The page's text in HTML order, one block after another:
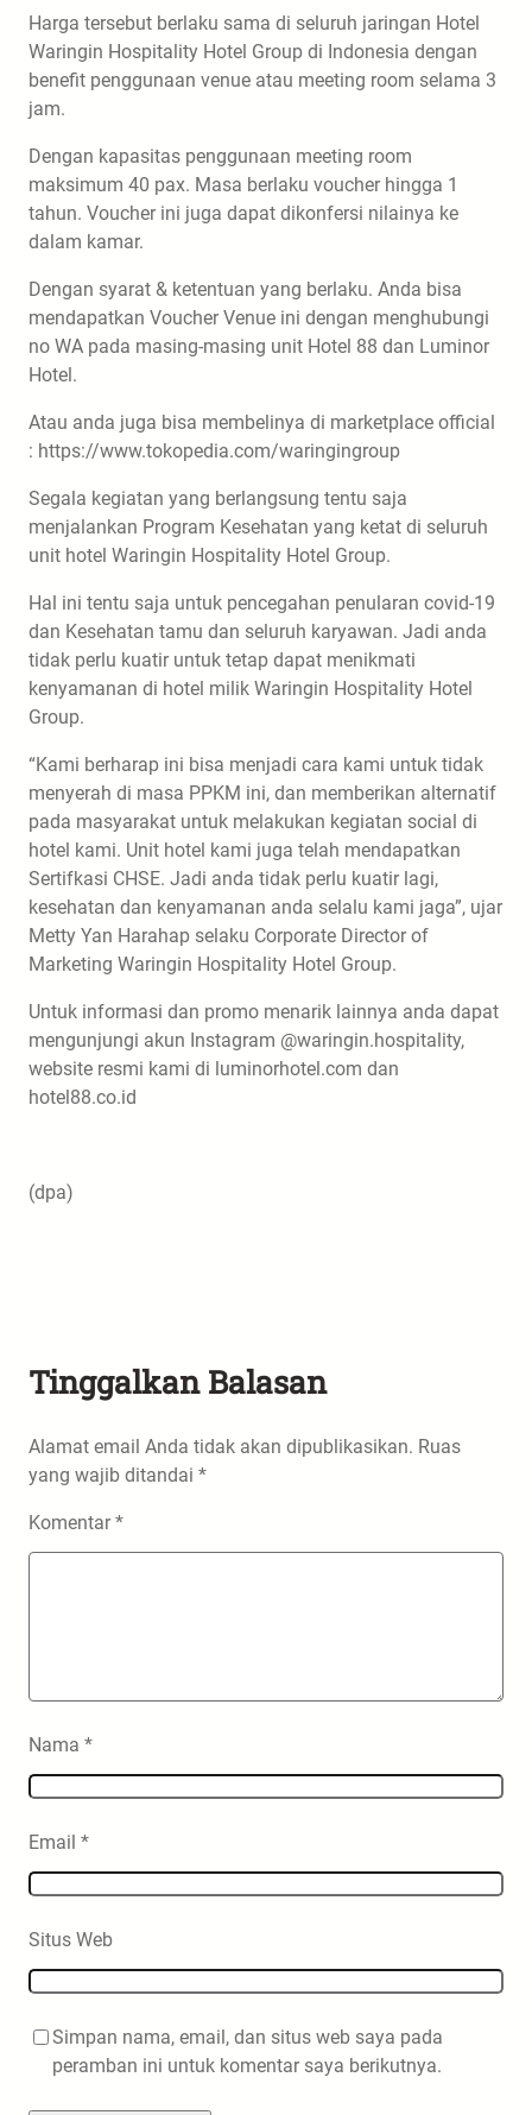
Harga tersebut berlaku sama di seluruh jaringan Hotel
Waringin Hospitality Hotel Group di Indonesia dengan
benefit penggunaan venue atau meeting room selama 3
jam.
Dengan kapasitas penggunaan meeting room
maksimum 40 pax. Masa berlaku voucher hingga 1
tahun. Voucher ini juga dapat dikonfersi nilainya ke
dalam kamar.
Dengan syarat & ketentuan yang berlaku. Anda bisa
mendapatkan Voucher Venue ini dengan menghubungi
no WA pada masing-masing unit Hotel 88 dan Luminor
Hotel.
Atau anda juga bisa membelinya di marketplace official
: https://www.tokopedia.com/waringingroup
Segala kegiatan yang berlangsung tentu saja
menjalankan Program Kesehatan yang ketat di seluruh
unit hotel Waringin Hospitality Hotel Group.
Hal ini tentu saja untuk pencegahan penularan covid-19
dan Kesehatan tamu dan seluruh karyawan. Jadi anda
tidak perlu kuatir untuk tetap dapat menikmati
kenyamanan di hotel milik Waringin Hospitality Hotel
Group.
“Kami berharap ini bisa menjadi cara kami untuk tidak
menyerah di masa PPKM ini, dan memberikan alternatif
pada masyarakat untuk melakukan kegiatan social di
hotel kami. Unit hotel kami juga telah mendapatkan
Sertifkasi CHSE. Jadi anda tidak perlu kuatir lagi,
kesehatan dan kenyamanan anda selalu kami jaga”, ujar
Metty Yan Harahap selaku Corporate Director of
Marketing Waringin Hospitality Hotel Group.
Untuk informasi dan promo menarik lainnya anda dapat
mengunjungi akun Instagram @waringin.hospitality,
website resmi kami di luminorhotel.com dan
hotel88.co.id
(dpa)
Tinggalkan Balasan
Alamat email Anda tidak akan dipublikasikan. Ruas
yang wajib ditandai *
Komentar*
Nama *
Email *
Situs Web
Simpan nama, email, dan situs web saya pada
peramban ini untuk komentar saya berikutnya.